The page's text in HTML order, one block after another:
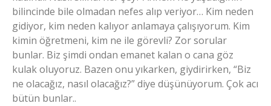
bilincinde bile olmadan nefes alıp veriyor… Kim neden
gidiyor, kim neden kalıyor anlamaya çalışıyorum. Kim
kimin öğretmeni, kim ne ile görevli? Zor sorular
bunlar. Biz şimdi ondan emanet kalan o cana göz
kulak oluyoruz. Bazen onu yıkarken, giydirirken, “Biz
ne olacağız, nasıl olacağız?” diye düşünüyorum. Çok acı
bütün bunlar..